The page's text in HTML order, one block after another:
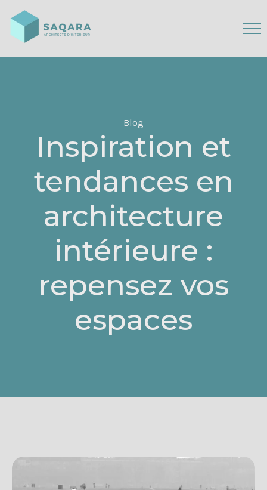
Blog
Inspiration et
tendances en
architecture
intérieure :
repensez vos
espaces